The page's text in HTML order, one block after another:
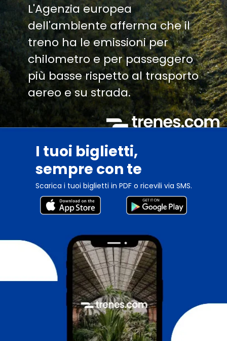
L'Agenzia europea
dell'ambiente afferma che il
treno ha le emissioni per
chilometro e per passeggero
più basse rispetto al trasporto
aereo e su strada.
I tuoi biglietti,
sempre con te
Scarica i tuoi biglietti in PDF o ricevili via SMS.